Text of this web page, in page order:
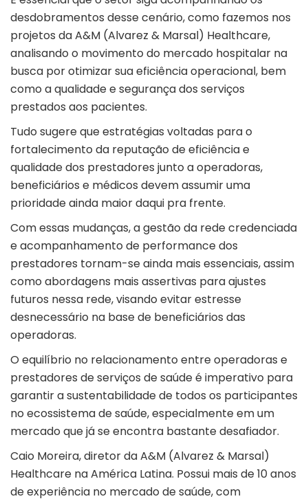
desdobramentos desse cenário, como fazemos nos
projetos da A&M (Alvarez & Marsal) Healthcare,
analisando o movimento do mercado hospitalar na
busca por otimizar sua eficiência operacional, bem
como a qualidade e segurança dos serviços
prestados aos pacientes.
Tudo sugere que estratégias voltadas para o
fortalecimento da reputação de eficiência e
qualidade dos prestadores junto a operadoras,
beneficiários e médicos devem assumir uma
prioridade ainda maior daqui pra frente.
Com essas mudanças, a gestão da rede credenciada
e acompanhamento de performance dos
prestadores tornam-se ainda mais essenciais, assim
como abordagens mais assertivas para ajustes
futuros nessa rede, visando evitar estresse
desnecessário na base de beneficiários das
operadoras.
O equilíbrio no relacionamento entre operadoras e
prestadores de serviços de saúde é imperativo para
garantir a sustentabilidade de todos os participantes
no ecossistema de saúde, especialmente em um
mercado que já se encontra bastante desafiador.
Caio Moreira, diretor da A&M (Alvarez & Marsal)
Healthcare na América Latina. Possui mais de 10 anos
de experiência no mercado de saúde, com